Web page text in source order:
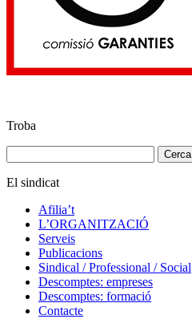
Troba
El sindicat
Afilia’t
L’ORGANITZACIÓ
Serveis
Publicacions
Sindical / Professional / Social
Descomptes: empreses
Descomptes: formació
Contacte